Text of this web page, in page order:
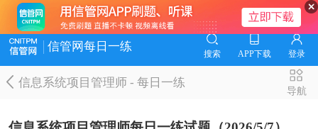
信管网每日一练
搜索 APP下载 登录
信息系统项目管理师-每日一练
导航